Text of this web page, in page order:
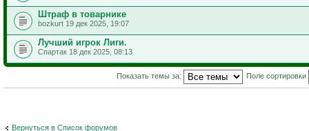
Штраф в товарнике
bozkurt 19 дек 2025, 19:07
Лучший игрок Лиги.
Спартак 18 дек 2025, 08:13
Показать темы за: Поле сортировки
Вернуться в Список форумов